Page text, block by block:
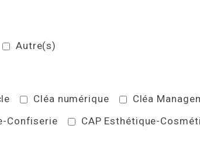
Autre(s)
Cléa numérique Cléa
Confiserie
CAP Esthétique-